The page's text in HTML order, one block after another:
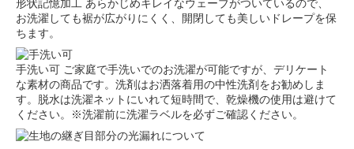
形状記憶加工 あらかじめキレイなウェーブがついているので、
お洗濯しても裾が広がりにくく、開閉しても美しいドレープを保
ちます。
手洗い可 ご家庭で手洗いでのお洗濯が可能ですが、デリケート
な素材の商品です。洗剤はお洒落着用の中性洗剤をお勧めしま
す。脱水は洗濯ネットにいれて短時間で、乾燥機の使用は避けて
ください。※洗濯前に洗濯ラベルを必ずご確認ください。